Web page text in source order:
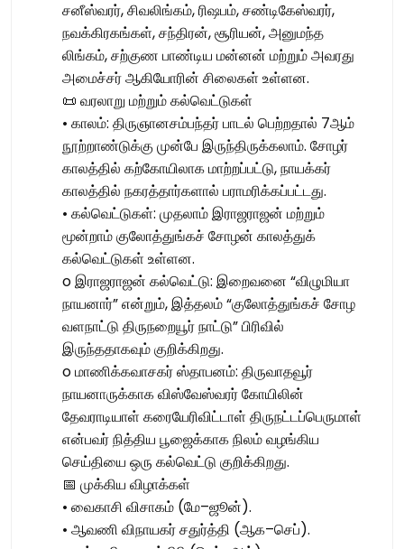
சனீஸ்வரர், சிவலிங்கம், ரிஷபம், சண்டிகேஸ்வரர்,
நவக்கிரகங்கள், சந்திரன், சூரியன், அனுமந்த
லிங்கம், சற்குண பாண்டிய மன்னன் மற்றும் அவரது
அமைச்சர் ஆகியோரின் சிலைகள் உள்ளன.
📜 வரலாறு மற்றும் கல்வெட்டுகள்
• காலம்: திருஞானசம்பந்தர் பாடல் பெற்றதால் 7ஆம்
நூற்றாண்டுக்கு முன்பே இருந்திருக்கலாம். சோழர்
காலத்தில் கற்கோயிலாக மாற்றப்பட்டு, நாயக்கர்
காலத்தில் நகரத்தார்களால் பராமரிக்கப்பட்டது.
• கல்வெட்டுகள்: முதலாம் இராஜராஜன் மற்றும்
மூன்றாம் குலோத்துங்கச் சோழன் காலத்துக்
கல்வெட்டுகள் உள்ளன.
o இராஜராஜன் கல்வெட்டு: இறைவனை “விழுமியா
நாயனார்” என்றும், இத்தலம் “குலோத்துங்கச் சோழ
வளநாட்டு திருநறையூர் நாட்டு” பிரிவில்
இருந்ததாகவும் குறிக்கிறது.
o மாணிக்கவாசகர் ஸ்தாபனம்: திருவாதவூர்
நாயனாருக்காக விஸ்வேஸ்வரர் கோயிலின்
தேவராடியாள் கரையேரிவிட்டாள் திருநட்டப்பெருமாள்
என்பவர் நித்திய பூஜைக்காக நிலம் வழங்கிய
செய்தியை ஒரு கல்வெட்டு குறிக்கிறது.
📅 முக்கிய விழாக்கள்
• வைகாசி விசாகம் (மே–ஜூன்).
• ஆவணி விநாயகர் சதுர்த்தி (ஆக–செப்).